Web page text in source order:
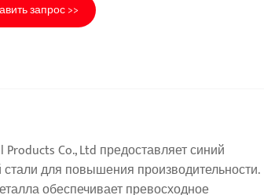
запрос >>
Co., Ltd предоставляет синий
для повышения производительности.
обеспечивает превосходное